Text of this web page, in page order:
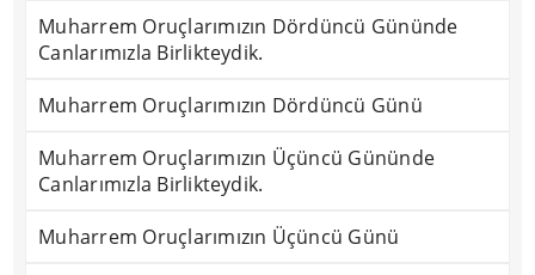
Muharrem Oruçlarımızın Dördüncü Gününde
Canlarımızla Birlikteydik.
Muharrem Oruçlarımızın Dördüncü Günü
Muharrem Oruçlarımızın Üçüncü Gününde
Canlarımızla Birlikteydik.
Muharrem Oruçlarımızın Üçüncü Günü